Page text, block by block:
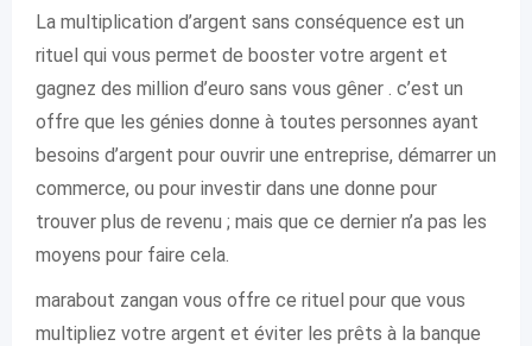
La multiplication d’argent sans conséquence est un
rituel qui vous permet de booster votre argent et
gagnez des million d’euro sans vous gêner . c’est un
offre que les génies donne à toutes personnes ayant
besoins d’argent pour ouvrir une entreprise, démarrer un
commerce, ou pour investir dans une donne pour
trouver plus de revenu ; mais que ce dernier n’a pas les
moyens pour faire cela.
marabout zangan vous offre ce rituel pour que vous
multipliez votre argent et éviter les prêts à la banque